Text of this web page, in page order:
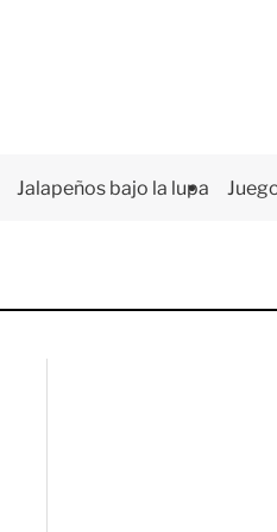
Jalapeños bajo la lupa